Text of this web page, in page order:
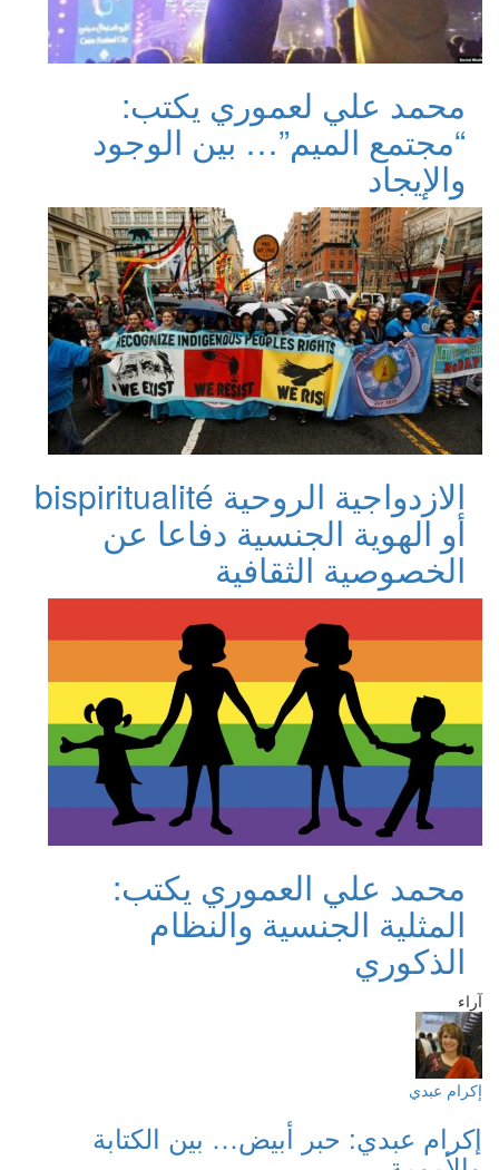
محمد علي لعموري يكتب:
“مجتمع الميم”… بين الوجود
والإيجاد
الازدواجية الروحية bispiritualité
أو الهوية الجنسية دفاعا عن
الخصوصية الثقافية
محمد علي العموري يكتب:
المثلية الجنسية والنظام
الذكوري
آراء
إكرام عبدي
إكرام عبدي: حبر أبيض… بين الكتابة